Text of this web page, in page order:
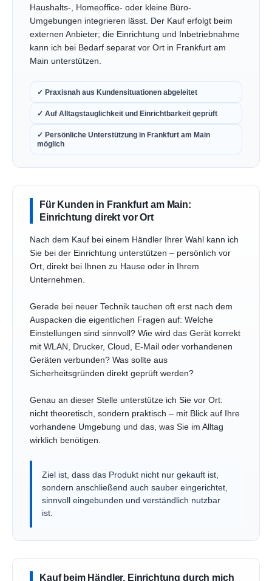
Haushalts-, Homeoffice- oder kleine Büro-
Umgebungen integrieren lässt. Der Kauf erfolgt beim
externen Anbieter; die Einrichtung und Inbetriebnahme
kann ich bei Bedarf separat vor Ort in Frankfurt am
Main unterstützen.
✓ Praxisnah aus Kundensituationen abgeleitet
✓ Auf Alltagstauglichkeit und Einrichtbarkeit geprüft
✓ Persönliche Unterstützung in Frankfurt am Main
möglich
Für Kunden in Frankfurt am Main:
Einrichtung direkt vor Ort
Nach dem Kauf bei einem Händler Ihrer Wahl kann ich
Sie bei der Einrichtung unterstützen – persönlich vor
Ort, direkt bei Ihnen zu Hause oder in Ihrem
Unternehmen.
Gerade bei neuer Technik tauchen oft erst nach dem
Auspacken die eigentlichen Fragen auf: Welche
Einstellungen sind sinnvoll? Wie wird das Gerät korrekt
mit WLAN, Drucker, Cloud, E-Mail oder vorhandenen
Geräten verbunden? Was sollte aus
Sicherheitsgründen direkt geprüft werden?
Genau an dieser Stelle unterstütze ich Sie vor Ort:
nicht theoretisch, sondern praktisch – mit Blick auf Ihre
vorhandene Umgebung und das, was Sie im Alltag
wirklich benötigen.
Ziel ist, dass das Produkt nicht nur gekauft ist,
sondern anschließend auch sauber eingerichtet,
sinnvoll eingebunden und verständlich nutzbar
ist.
Kauf beim Händler, Einrichtung durch mich